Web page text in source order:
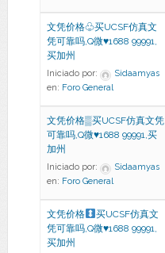
文凭价格♧买UCSF仿真文
凭可靠吗,Q微♥1688 99991,
买加州
Iniciado por:
Sidaamyas
en: Foro General
文凭价格▒买UCSF仿真文凭
可靠吗,Q微♥1688 99991,买
加州
Iniciado por:
Sidaamyas
en: Foro General
文凭价格
买UCSF仿真文
凭可靠吗,Q微♥1688 99991,
买加州